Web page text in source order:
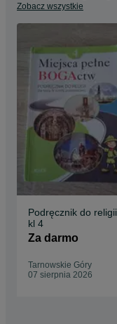
Zobacz wszystkie
Podręcznik do religii
kl 4
Za darmo
Tarnowskie Góry
07 sierpnia 2026